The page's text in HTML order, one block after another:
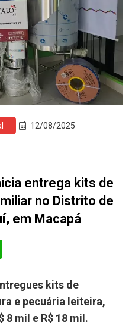
12/08/2025
entrega kits de
no Distrito de
em Macapá
kits de
e pecuária leiteira,
8 mil e R$ 18 mil.